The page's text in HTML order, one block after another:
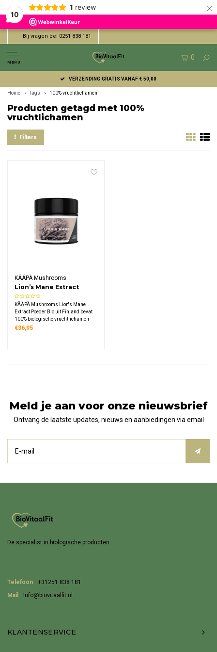
10
1 review ×
Bij vragen bel 0251 838 181
MENU
0
VERZENDING GRATIS VANAF € 50,00
Home Tags 100% vruchtlichamen
Producten getagd met 100%
vruchtlichamen
Filters
KÄÄPÄ Mushrooms
Lion’s Mane Extract
Poeder Bio
KÄÄPÄ Mushrooms Lion's Mane
Extract Poeder Bio uit Finland bevat
100% biologische vruchtlichamen
van Hericium erinaceus met
€36,95
Meld je aan voor onze nieuwsbrief
Ontvang de laatste updates, nieuws en aanbiedingen via email
De specialist in biologische producten
Telefoon
+31251 838 181
Mail
Info@biovitaalfit.nl
KLANTENSERVICE